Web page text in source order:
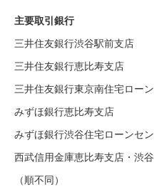
主要取引銀行
三井住友銀行渋谷駅前支店
三井住友銀行恵比寿支店
三井住友銀行東京南住宅ロー
みずほ銀行恵比寿支店
みずほ銀行渋谷住宅ローンセ
西武信用金庫恵比寿支店・渋
（順不同）